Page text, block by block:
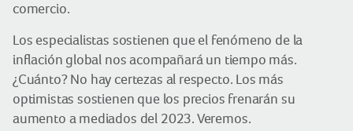
comercio.
Los especialistas sostienen que el fenómeno de la
inflación global nos acompañará un tiempo más.
¿Cuánto? No hay certezas al respecto. Los más
optimistas sostienen que los precios frenarán su
aumento a mediados del 2023. Veremos.